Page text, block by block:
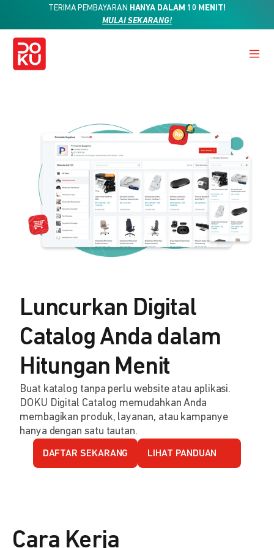
TERIMA PEMBAYARAN HANYA DALAM 10 MENIT!
MULAI SEKARANG!
Luncurkan Digital
Catalog Anda dalam
Hitungan Menit
Buat katalog tanpa perlu website atau aplikasi.
DOKU Digital Catalog memudahkan Anda
membagikan produk, layanan, atau kampanye
hanya dengan satu tautan.
DAFTAR SEKARANG LIHAT PANDUAN
Cara Kerja